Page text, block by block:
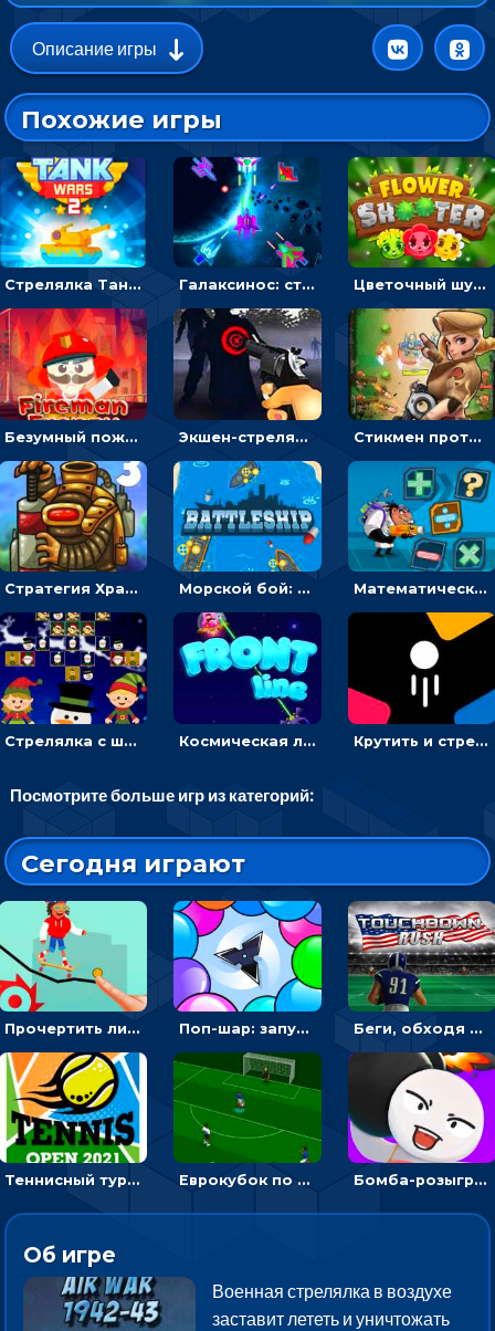
Описание игры
Похожие игры
Стрелялка Танковые войны: бить по танку врага, чтобы уничтожить зло Галаксинос: стрелялка в космосе по врагам Цветочный шутер: стрелять пчелками по цветам
Безумный пожарный: направлять шланг, чтобы тушить горящие бревна Экшен-стрелялка по зомби: целиться и попадать в бегущих монстров Стикмен против Зомби: стрелять в зомби и развивать воина
Стратегия Хранители рощи: расставлять монстров, чтобы охранять камни от врагов Морской бой: расставлять корабли и бить вражеские - для мальчиков Математическая стрелялка: решать равенства, чтобы уничтожать монстров
Стрелялка с шариками по рождественским эльфам Космическая линия фронта: соединять корабли и побеждать инопланетян Крутить и стрелять по фигурам с цифрами - стрелялка шариками
Посмотрите больше игр из категорий:
Сегодня играют
Прочертить линию, чтобы проехать на скейте, через преграды к финишу - для мальчиков Поп-шар: запускать колючку, чтобы лопать воздушные шарики Беги, обходя соперников и собирай бонусы - американский футбол
Теннисный турнир: подавать или отбивать шарик ракеткой Еврокубок по футболу 2021 в 3D: пасуй мяч и бей по воротам соперника Бомба-розыгрыш: передавай и беги – 3D гиперказуалка
Об игре
Военная стрелялка в воздухе
заставит лететь и уничтожать